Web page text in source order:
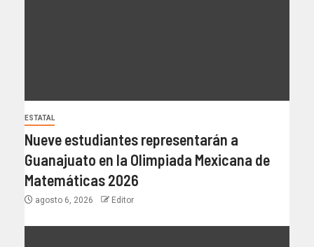
ESTATAL
Nueve estudiantes representarán a
Guanajuato en la Olimpiada Mexicana de
Matemáticas 2026
agosto 6, 2026 Editor